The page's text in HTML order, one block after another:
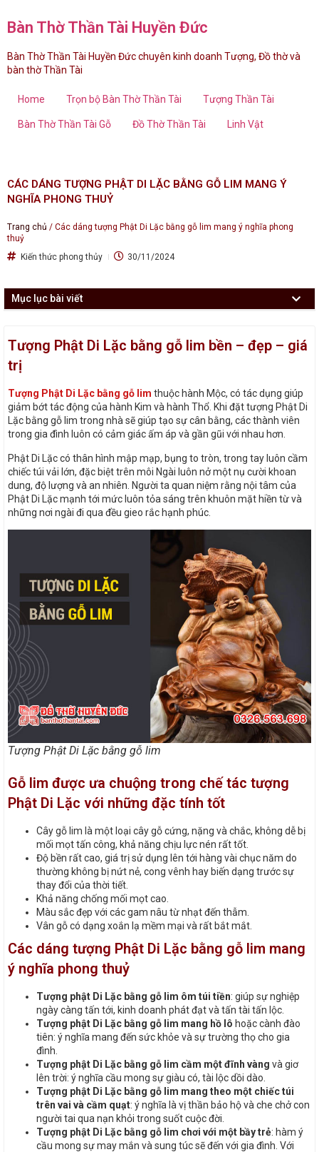
Bàn Thờ Thần Tài Huyền Đức
Bàn Thờ Thần Tài Huyền Đức chuyên kinh doanh Tượng, Đồ thờ và
bàn thờ Thần Tài
Home Trọn bộ Bàn Thờ Thần Tài Tượng Thần Tài
Bàn Thờ Thần Tài Gỗ Đồ Thờ Thần Tài Linh Vật
CÁC DÁNG TƯỢNG PHẬT DI LẶC BẰNG GỖ LIM MANG Ý
NGHĨA PHONG THUỶ
Trang chủ / Các dáng tượng Phật Di Lặc bằng gỗ lim mang ý nghĩa phong
thuỷ
Kiến thức phong thủy
30/11/2024
Mục lục bài viết
Tượng Phật Di Lặc bằng gỗ lim bền – đẹp – giá
trị
Tượng Phật Di Lặc bằng gỗ lim thuộc hành Mộc, có tác dụng giúp
giảm bớt tác động của hành Kim và hành Thổ. Khi đặt tượng Phật Di
Lặc bằng gỗ lim trong nhà sẽ giúp tạo sự cân bằng, các thành viên
trong gia đình luôn có cảm giác ấm áp và gần gũi với nhau hơn.
Phật Di Lặc có thân hình mập mạp, bụng to tròn, trong tay luôn cầm
chiếc túi vải lớn, đặc biệt trên môi Ngài luôn nở một nụ cười khoan
dung, độ lượng và an nhiên. Người ta quan niệm rằng nội tâm của
Phật Di Lặc mạnh tới mức luôn tỏa sáng trên khuôn mặt hiền từ và
những nơi ngài đi qua đều gieo rắc hạnh phúc.
Tượng Phật Di Lặc bằng gỗ lim
Gỗ lim được ưa chuộng trong chế tác tượng
Phật Di Lặc với những đặc tính tốt
Cây gỗ lim là một loại cây gỗ cứng, nặng và chắc, không dễ bị
mối mọt tấn công, khả năng chịu lực nén rất tốt.
Độ bền rất cao, giá trị sử dụng lên tới hàng vài chục năm do
thường không bị nứt nẻ, cong vênh hay biến dạng trước sự
thay đổi của thời tiết.
Khả năng chống mối mọt cao.
Màu sắc đẹp với các gam nâu từ nhạt đến thẫm.
Vân gỗ có dạng xoắn lạ mềm mại và rất bắt mắt.
Các dáng tượng Phật Di Lặc bằng gỗ lim mang
ý nghĩa phong thuỷ
Tượng phật Di Lặc bằng gỗ lim ôm túi tiền: giúp sự nghiệp
ngày càng tấn tới, kinh doanh phát đạt và tấn tài tấn lộc.
Tượng phật Di Lặc bằng gỗ lim mang hồ lô hoặc cành đào
tiên: ý nghĩa mang đến sức khỏe và sự trường thọ cho gia
đình.
Tượng phật Di Lặc bằng gỗ lim cầm một đĩnh vàng và giơ
lên trời: ý nghĩa cầu mong sự giàu có, tài lộc dồi dào.
Tượng phật Di Lặc bằng gỗ lim mang theo một chiếc túi
trên vai và cầm quạt: ý nghĩa là vị thần bảo hộ và che chở con
người tai qua nạn khỏi trong suốt cuộc đời.
Tượng phật Di Lặc bằng gỗ lim chơi với một bầy trẻ: hàm ý
cầu mong sự may mắn và sung túc sẽ đến với gia đình. Với